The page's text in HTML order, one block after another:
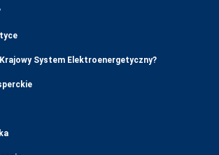
System Elektroenergetyczny?